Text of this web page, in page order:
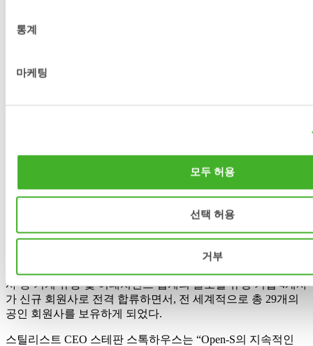
통계
마케팅
모두 허용
선택 허용
거부
력하게 주도해 왔다
사들에게 서로 다른 제조사의 제품이라 하더라도 동일한 표준
는 현장 안전성 측면에서도 결정적인 역할을 수행
서로 다른 제조사의 제품을 조합하여 사용하더라도 각 개별 제
품이 보유한 고유의 안전 솔루션이나 잠금 시스템을 방해하거
나 왜곡하지 않도록 보장한다.
현재 오픈에스 얼라이언스는 글로벌 영토를 빠르게 넓혀가고
사 등 기계 유통 및 어태치먼트 업계의 글로벌 유명 기업4개사
가 신규 회원사로 전격 합류하면서 , 전 세계적으로 총 29개의
공인 회원사를 보유하게 되었다.
스틸리스트 CEO 스테판 스톡하우스는 “Open-S의 지속적인